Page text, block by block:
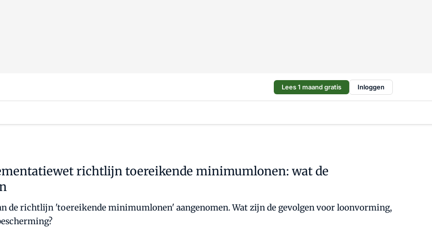
Lees 1 maand gratis Inloggen
richtlijn toereikende minimumlonen: wat de
de richtlijn 'toereikende minimumlonen' aangenomen. Wat zijn de gevolgen voor loonvorming,